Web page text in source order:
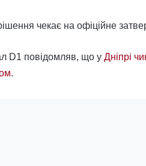
чекає на офіційне
D1 повідомляв, що у Дніпрі
.